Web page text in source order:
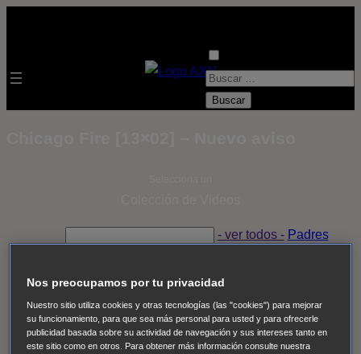
B
- ver todos - Padres
Despedida Salvaje Despedida Salvaje
Thomas, el ojo del FBI
Pan Am
Dawson crece
Insomnia El Guardián The Blacklist Cinco en familia
Hudson & Rex Diez libras y un sueño Mr Loverman
Nos preocupamos por tu privacidad
Nuestro sitio utiliza cookies y otras tecnologías (las "cookies") para mejorar
su funcionamiento, para que sea más personal para usted y para ofrecerle
publicidad basada sobre su actividad de navegación y sus intereses tanto en
este sitio como en otros. Para obtener más información consulte nuestra